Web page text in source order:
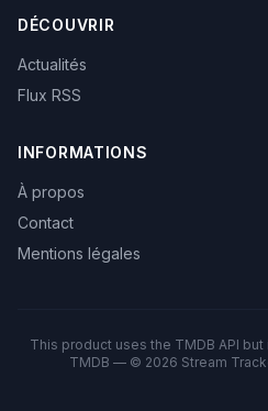
DÉCOUVRIR
Actualités
Flux RSS
INFORMATIONS
À propos
Contact
Mentions légales
This product uses the TMDB API
TMDB — © 2026 Stream